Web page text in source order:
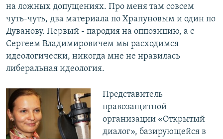
на ложных допущениях. Про меня там совсем
чуть-чуть, два материала по Храпуновым и один по
Дуванову. Первый - пародия на оппозицию, а с
Сергеем Владимировичем мы расходимся
идеологически, никогда мне не нравилась
либеральная идеология.
Представитель
правозащитной
организации «Открытый
диалог», базирующейся в